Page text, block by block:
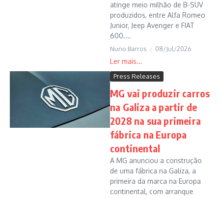
atinge meio milhão de B-SUV
produzidos, entre Alfa Romeo
Junior, Jeep Avenger e FIAT
600....
Nuno Barros 08/Jul/2026
Press Releases
MG vai produzir carros
na Galiza a partir de
2028 na sua primeira
fábrica na Europa
continental
A MG anunciou a construção
de uma fábrica na Galiza, a
primeira da marca na Europa
continental, com arranque